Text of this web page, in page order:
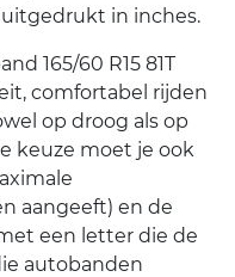
in inches.
165/60 R15 81T
comfortabel rijden
op droog als op
keuze moet je ook
aangeeft) en de
een letter die de
autobanden